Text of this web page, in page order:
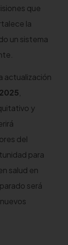
que
la
un sistema
actualización
y
del
para
salud en
será